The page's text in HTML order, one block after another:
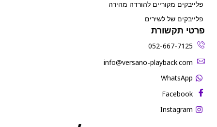
פלייבקים מקוריים להורדה מהירה
פלייבקים של לשירים
פרטי תקשורת
052-667-7125
‫info@versano-playback.com‬
WhatsApp
Facebook
Instagram